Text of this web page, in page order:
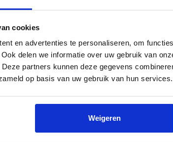
cookies
en advertenties te personaliseren, om
delen we informatie over uw gebruik van
partners kunnen deze gegevens
op basis van uw gebruik van hun services.
Weigeren
Dikte van
Leuning 2
Leuning 3